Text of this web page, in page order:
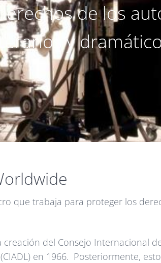
de los
y
que trabaja para proteger los
del Consejo Internacional
en 1966. Posteriormente,